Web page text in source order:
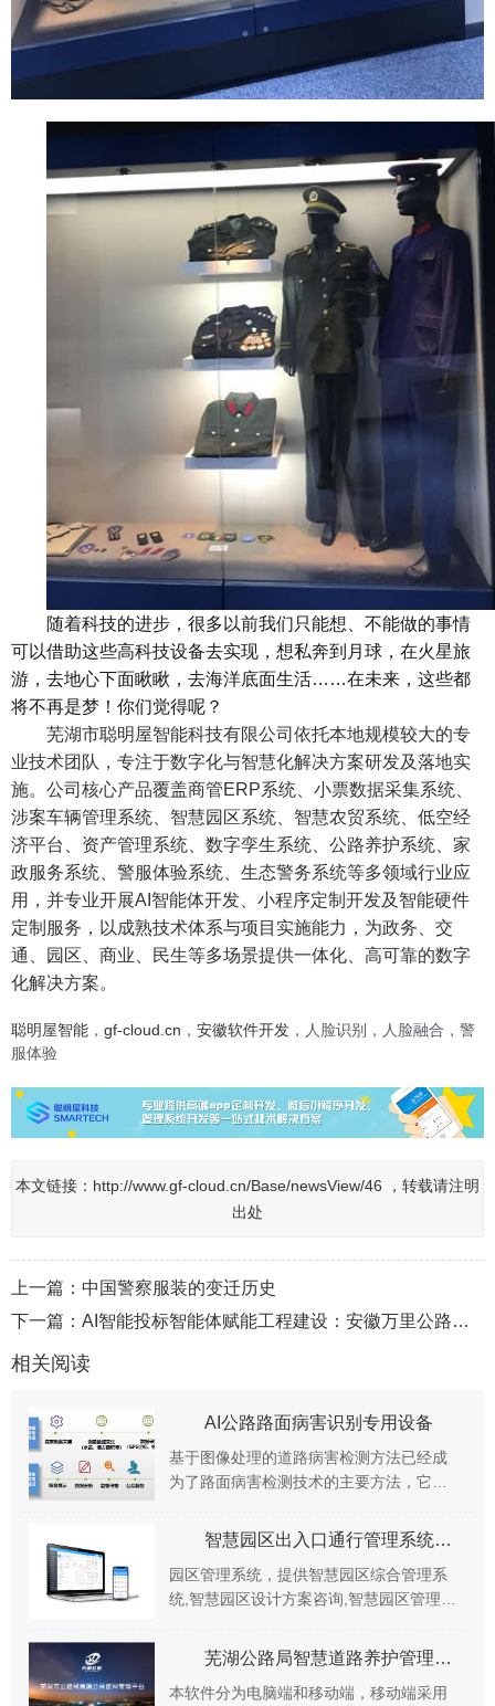
随着科技的进步，很多以前我们只能想、不能做的事情
可以借助这些高科技设备去实现，想私奔到月球，在火星旅
游，去地心下面瞅瞅，去海洋底面生活……在未来，这些都
将不再是梦！你们觉得呢？
芜湖市聪明屋智能科技有限公司 依托本地规模较大的专
业技术团队，专注于数字化与智慧化解决方案研发及落地实
施。公司核心产品覆盖商管ERP系统、小票数据采集系统、
涉案车辆管理系统、智慧园区系统、智慧农贸系统、低空经
济平台、资产管理系统、数字孪生系统、公路养护系统、家
政服务系统、警服体验系统、生态警务系统等多领域行业应
用，并专业开展AI智能体开发、小程序定制开发及智能硬件
定制服务，以成熟技术体系与项目实施能力，为政务、交
通、园区、商业、民生等多场景提供一体化、高可靠的数字
化解决方案。
聪明屋智能 ， gf-cloud.cn ， 安徽软件开发 ，人脸识别，人脸融合，警
服体验
本文链接： http://www.gf-cloud.cn/Base/newsView/46 ，转载请注明
出处
上一篇： 中国警察服装的变迁历史
下一篇： AI智能投标智能体赋能工程建设：安徽万里公路桥梁建设有限公司数字化转型实践
相关阅读
AI公路路面病害识别专用设备
基于图像处理的道路病害检测方法已经成
为了路面病害检测技术的主要方法，它基
行全方位评估，可准确记录哪条农村公路
上那个路段出现道...
智慧园区出入口通行管理系统解决方案
园区管理系统，提供智慧园区综合管理系
统,智慧园区设计方案咨询,智慧园区管理系
理系统、园区资产管理系统等功能，满足
创业园区、...
芜湖公路局智慧道路养护管理系统正式上线啦
本软件分为电脑端和移动端，移动端采用